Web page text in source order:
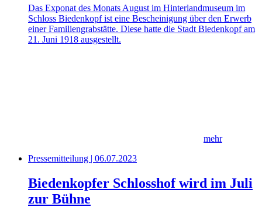
Das Exponat des Monats August im Hinterlandmuseum im
Schloss Biedenkopf ist eine Bescheinigung über den Erwerb
einer Familiengrabstätte. Diese hatte die Stadt Biedenkopf am
21. Juni 1918 ausgestellt.
mehr
Pressemitteilung | 06.07.2023
Biedenkopfer Schlosshof wird im Juli
zur Bühne